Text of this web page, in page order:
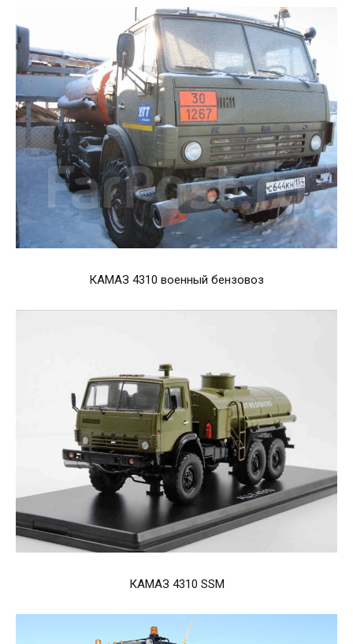
КАМАЗ 4310 военный бензовоз
КАМАЗ 4310 SSM